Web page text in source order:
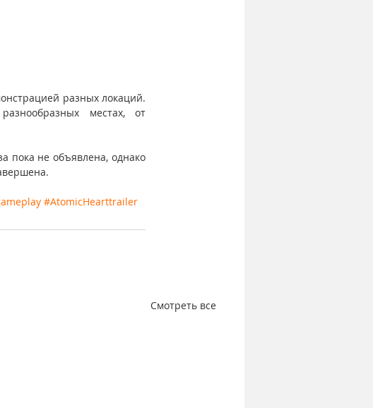
разных локаций.
местах, от
пока не объявлена, однако
#AtomicHearttrailer
Смотреть все